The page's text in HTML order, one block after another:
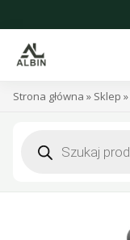
do
treści
Strona główna » Sklep »
produktów